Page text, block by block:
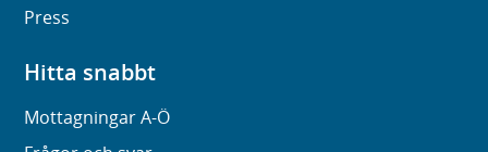
Press
Hitta snabbt
Mottagningar A-Ö